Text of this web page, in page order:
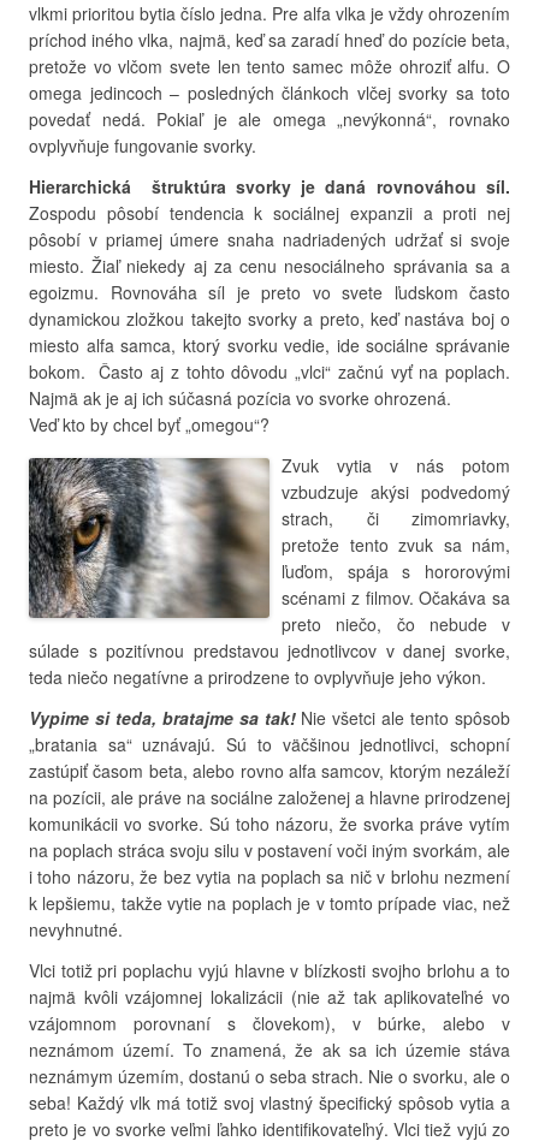
vlkmi prioritou bytia číslo jedna. Pre alfa vlka je vždy ohrozením
príchod iného vlka, najmä, keď sa zaradí hneď do pozície beta,
pretože vo vlčom svete len tento samec môže ohroziť alfu. O
omega jedincoch – posledných článkoch vlčej svorky sa toto
povedať nedá. Pokiaľ je ale omega „nevýkonná“, rovnako
ovplyvňuje fungovanie svorky.
Hierarchická štruktúra svorky je daná rovnováhou síl.
Zospodu pôsobí tendencia k sociálnej expanzii a proti nej
pôsobí v priamej úmere snaha nadriadených udržať si svoje
miesto. Žiaľ niekedy aj za cenu nesociálneho správania sa a
egoizmu. Rovnováha síl je preto vo svete ľudskom často
dynamickou zložkou takejto svorky a preto, keď nastáva boj o
miesto alfa samca, ktorý svorku vedie, ide sociálne správanie
bokom. Často aj z tohto dôvodu „vlci“ začnú vyť na poplach.
Najmä ak je aj ich súčasná pozícia vo svorke ohrozená.
Veď kto by chcel byť „omegou“?
Zvuk vytia v nás potom
vzbudzuje akýsi podvedomý
strach, či zimomriavky,
pretože tento zvuk sa nám,
ľuďom, spája s hororovými
scénami z filmov. Očakáva sa
preto niečo, čo nebude v
súlade s pozitívnou predstavou jednotlivcov v danej svorke,
teda niečo negatívne a prirodzene to ovplyvňuje jeho výkon.
Vypime si teda, bratajme sa tak!Nie všetci ale tento spôsob
„bratania sa“ uznávajú. Sú to väčšinou jednotlivci, schopní
zastúpiť časom beta, alebo rovno alfa samcov, ktorým nezáleží
na pozícii, ale práve na sociálne založenej a hlavne prirodzenej
komunikácii vo svorke. Sú toho názoru, že svorka práve vytím
na poplach stráca svoju silu v postavení voči iným svorkám, ale
i toho názoru, že bez vytia na poplach sa nič v brlohu nezmení
k lepšiemu, takže vytie na poplach je v tomto prípade viac, než
nevyhnutné.
Vlci totiž pri poplachu vyjú hlavne v blízkosti svojho brlohu a to
najmä kvôli vzájomnej lokalizácii (nie až tak aplikovateľné vo
vzájomnom porovnaní s človekom), v búrke, alebo v
neznámom území. To znamená, že ak sa ich územie stáva
neznámym územím, dostanú o seba strach. Nie o svorku, ale o
seba! Každý vlk má totiž svoj vlastný špecifický spôsob vytia a
preto je vo svorke veľmi ľahko identifikovateľný. Vlci tiež vyjú zo